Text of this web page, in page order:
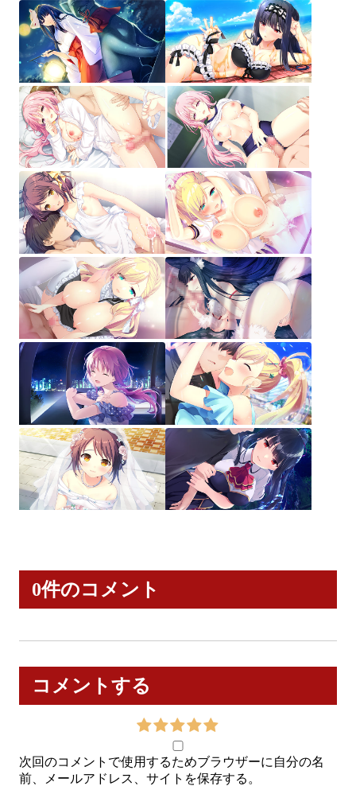
0件のコメント
コメントする
次回のコメントで使用するためブラウザーに自分の名
前、メールアドレス、サイトを保存する。